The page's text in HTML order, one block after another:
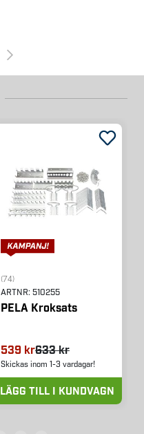
(74)
ARTNR: 510255
PELA Kroksats
539 kr633 kr
Skickas inom 1-3 vardagar!
LÄGG TILL I KUNDVAGN